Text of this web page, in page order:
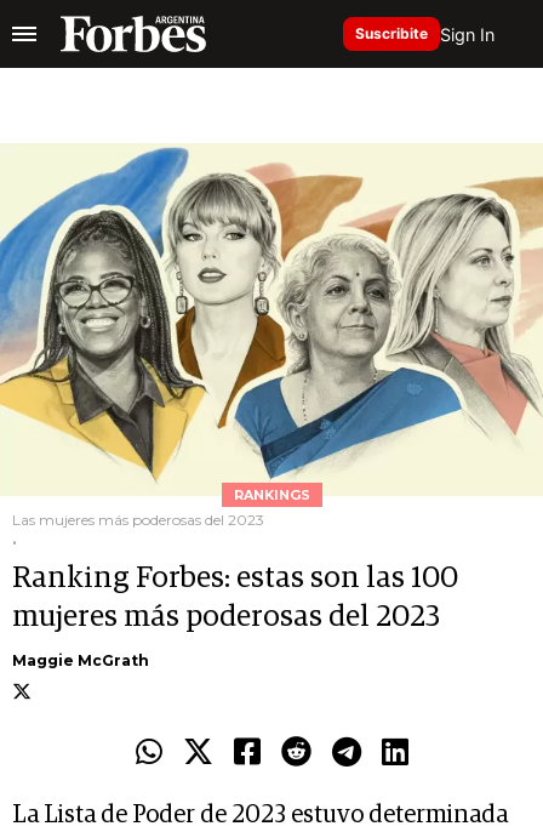
Suscribite Sign In
RANKINGS
Las mujeres más poderosas del 2023
.
Ranking Forbes: estas son las 100
mujeres más poderosas del 2023
Maggie McGrath
La Lista de Poder de 2023 estuvo determinada